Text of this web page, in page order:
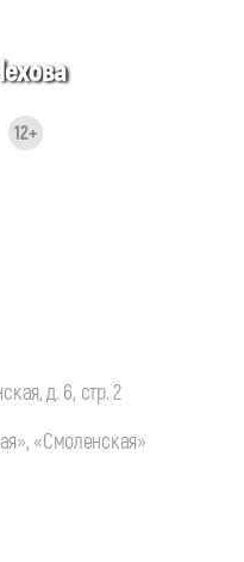
12+
д. 6, стр. 2
«Смоленская»